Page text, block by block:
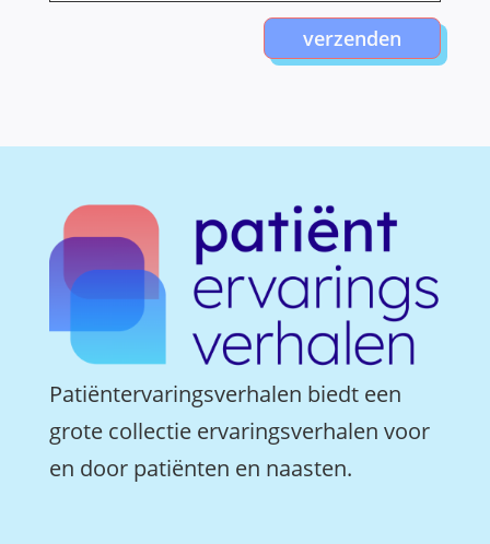
verzenden
Patiëntervaringsverhalen biedt een
grote collectie ervaringsverhalen voor
en door patiënten en naasten.